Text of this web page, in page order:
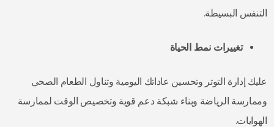
التنفس البسيطة.
تغييرات نمط الحياة
عليك إدارة التوتر وتحسين عاداتك اليومية وتناول الطعام الصحي
وممارسة الرياضة وبناء شبكة دعم قوية وتخصيص الوقت لممارسة
الهوايات.